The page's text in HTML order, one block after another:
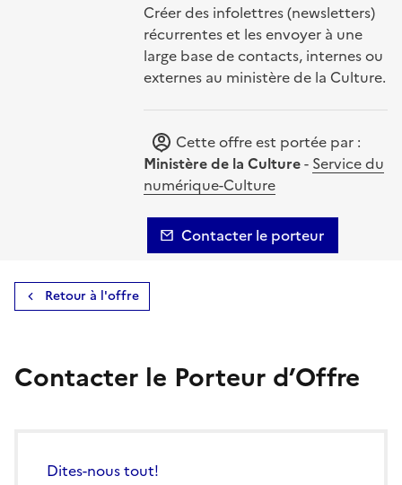
Créer des infolettres (newsletters)
récurrentes et les envoyer à une
large base de contacts, internes ou
externes au ministère de la Culture.
Cette offre est portée par :
Ministère de la Culture- Service du
numérique-Culture
Contacter le porteur
Retour à l'offre
Contacter le Porteur d’Offre
Dites-nous tout!